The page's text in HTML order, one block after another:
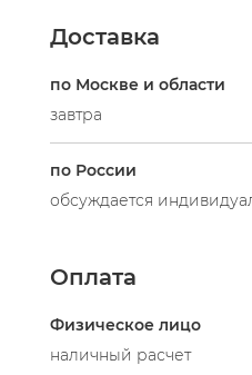
Доставка
по Москве и области
завтра
по России
обсуждается
Оплата
Физическое лицо
наличный расчет